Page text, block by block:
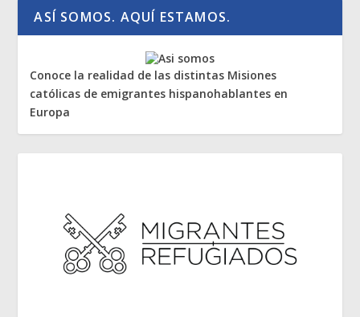
ASÍ SOMOS. AQUÍ ESTAMOS.
Conoce la realidad de las distintas Misiones
católicas de emigrantes hispanohablantes en
Europa